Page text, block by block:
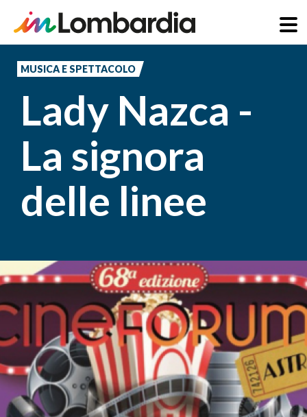
principale
MUSICA E SPETTACOLO
Lady Nazca -
La signora
delle linee